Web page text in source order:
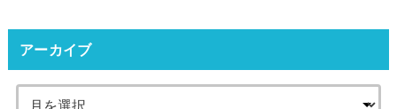
アーカイブ